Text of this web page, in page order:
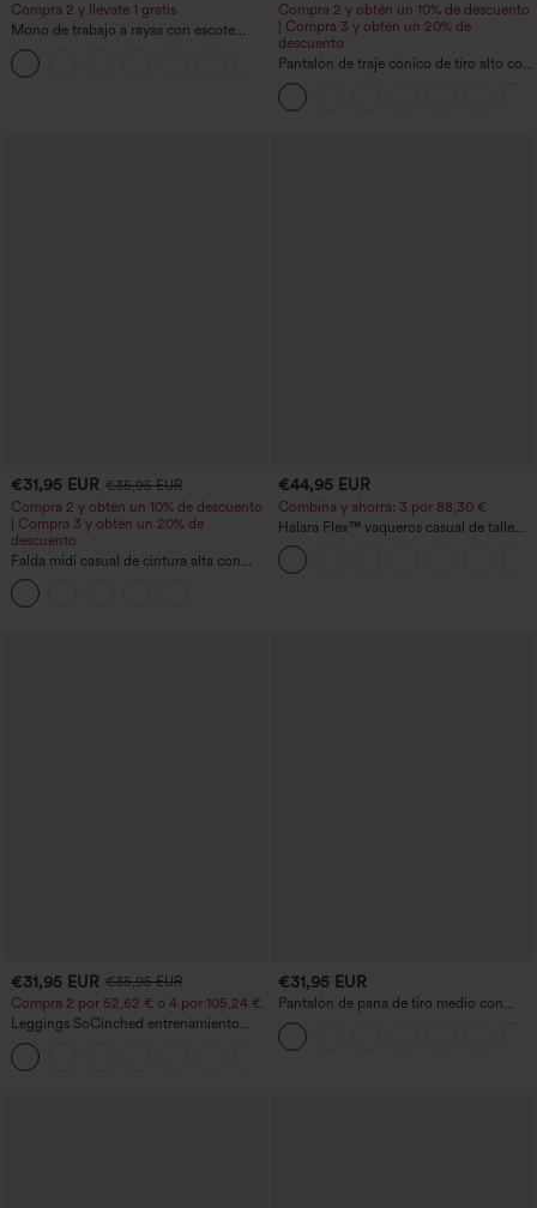
Compra 2 y llévate 1 gratis
Mono de trabajo a rayas con escote
barco, sin mangas, lazo lateral, tacto
Cool Touch y bolsillos - Edición Easy
Peezy
+8
Compra 2 y obtén un 10% de descuento
| Compra 3 y obtén un 20% de
descuento
Pantalón de traje cónico de tiro alto con
bolsillos
€31,95 EUR €35,95 EUR
Compra 2 y obtén un 10% de descuento
| Compra 3 y obtén un 20% de
descuento
Falda midi casual de cintura alta con
control abdominal, fruncida, bajo curvo,
2 en 1 en forro polar y PU
€44,95 EUR
Combina y ahorra: 3 por 88,30 €
Halara Flex™ vaqueros casual de talle
alto con bolsillos, estilo baggy de pierna
ancha, efecto lavado
€31,95 EUR €35,95 EUR
Compra 2 por 52,62 € o 4 por 105,24 €.
Leggings SoCinched entrenamiento
moldeador abdomen bolsillo lateral tiro
alto
€31,95 EUR
Pantalón de pana de tiro medio con
cremallera